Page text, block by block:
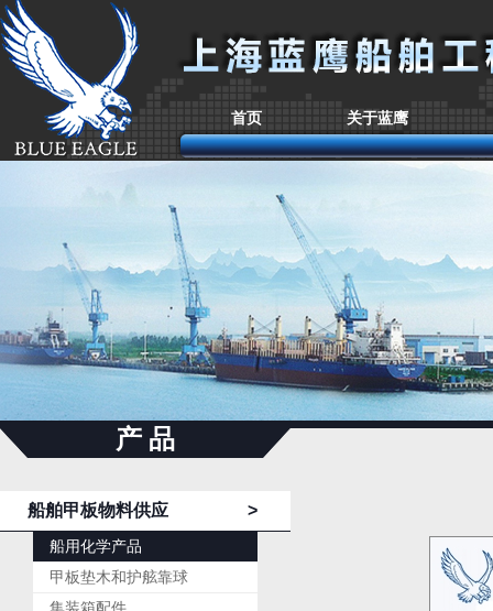
首页 关于蓝鹰
产 品
船舶甲板物料供应 >
船用化学产品
甲板垫木和护舷靠球